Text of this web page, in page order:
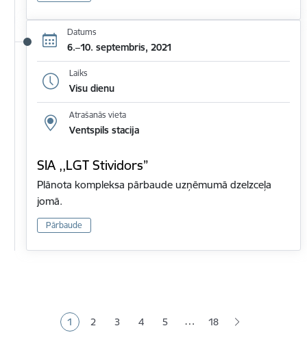
Datums
6.–10. septembris, 2021
Laiks
Visu dienu
Atrašanās vieta
Ventspils stacija
SIA ,,LGT Stividors”
Plānota kompleksa pārbaude uzņēmumā dzelzceļa
jomā.
Pārbaude
Pašreizējā lapa
1 Lapa
2 Lapa
3 Lapa
4 Lapa
5 … 18